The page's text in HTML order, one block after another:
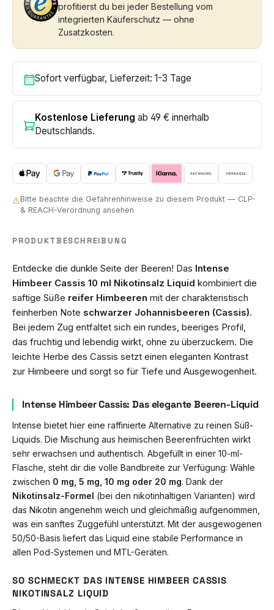
profitierst du bei jeder Bestellung vom
integrierten Käuferschutz — ohne
Zusatzkosten.
Sofort verfügbar, Lieferzeit: 1-3 Tage
Kostenlose Lieferung ab 49 € innerhalb
Deutschlands.
⚠Bitte beachte die Gefahrenhinweise zu diesem Produkt — CLP-
& REACH-Verordnung ansehen
PRODUKTBESCHREIBUNG
Entdecke die dunkle Seite der Beeren! Das Intense
Himbeer Cassis 10 ml Nikotinsalz Liquid kombiniert die
saftige Süße reifer Himbeeren mit der charakteristisch
feinherben Note schwarzer Johannisbeeren (Cassis).
Bei jedem Zug entfaltet sich ein rundes, beeriges Profil,
das fruchtig und lebendig wirkt, ohne zu überzuckern. Die
leichte Herbe des Cassis setzt einen eleganten Kontrast
zur Himbeere und sorgt so für Tiefe und Ausgewogenheit.
Intense Himbeer Cassis: Das elegante Beeren-Liquid
Intense bietet hier eine raffinierte Alternative zu reinen Süß-
Liquids. Die Mischung aus heimischen Beerenfrüchten wirkt
sehr erwachsen und authentisch. Abgefüllt in einer 10-ml-
Flasche, steht dir die volle Bandbreite zur Verfügung: Wähle
zwischen 0 mg, 5 mg, 10 mg oder 20 mg. Dank der
Nikotinsalz-Formel (bei den nikotinhaltigen Varianten) wird
das Nikotin angenehm weich und gleichmäßig aufgenommen,
was ein sanftes Zuggefühl unterstützt. Mit der ausgewogenen
50/50-Basis liefert das Liquid eine stabile Performance in
allen Pod-Systemen und MTL-Geräten.
SO SCHMECKT DAS INTENSE HIMBEER CASSIS
NIKOTINSALZ LIQUID